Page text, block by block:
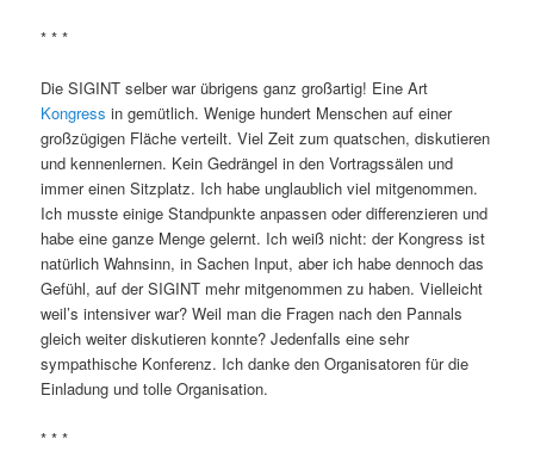
* * *
Die SIGINT selber war übrigens ganz großartig! Eine Art
Kongress in gemütlich. Wenige hundert Menschen auf einer
großzügigen Fläche verteilt. Viel Zeit zum quatschen, diskutieren
und kennenlernen. Kein Gedrängel in den Vortragssälen und
immer einen Sitzplatz. Ich habe unglaublich viel mitgenommen.
Ich musste einige Standpunkte anpassen oder differenzieren und
habe eine ganze Menge gelernt. Ich weiß nicht: der Kongress ist
natürlich Wahnsinn, in Sachen Input, aber ich habe dennoch das
Gefühl, auf der SIGINT mehr mitgenommen zu haben. Vielleicht
weil’s intensiver war? Weil man die Fragen nach den Pannals
gleich weiter diskutieren konnte? Jedenfalls eine sehr
sympathische Konferenz. Ich danke den Organisatoren für die
Einladung und tolle Organisation.
* * *